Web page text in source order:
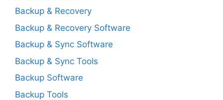
Backup & Recovery
Backup & Recovery Software
Backup & Sync Software
Backup & Sync Tools
Backup Software
Backup Tools